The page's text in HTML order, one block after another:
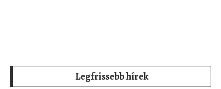
Legfrissebb hírek